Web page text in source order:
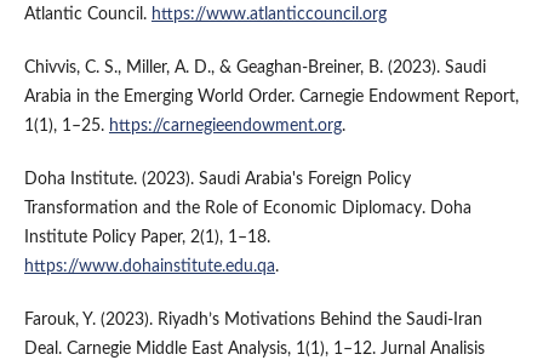
Atlantic Council. https://www.atlanticcouncil.org
Chivvis, C. S., Miller, A. D., & Geaghan-Breiner, B. (2023). Saudi
Arabia in the Emerging World Order. Carnegie Endowment Report,
1(1), 1–25. https://carnegieendowment.org.
Doha Institute. (2023). Saudi Arabia's Foreign Policy
Transformation and the Role of Economic Diplomacy. Doha
Institute Policy Paper, 2(1), 1–18.
https://www.dohainstitute.edu.qa.
Farouk, Y. (2023). Riyadh’s Motivations Behind the Saudi-Iran
Deal. Carnegie Middle East Analysis, 1(1), 1–12. Jurnal Analisis